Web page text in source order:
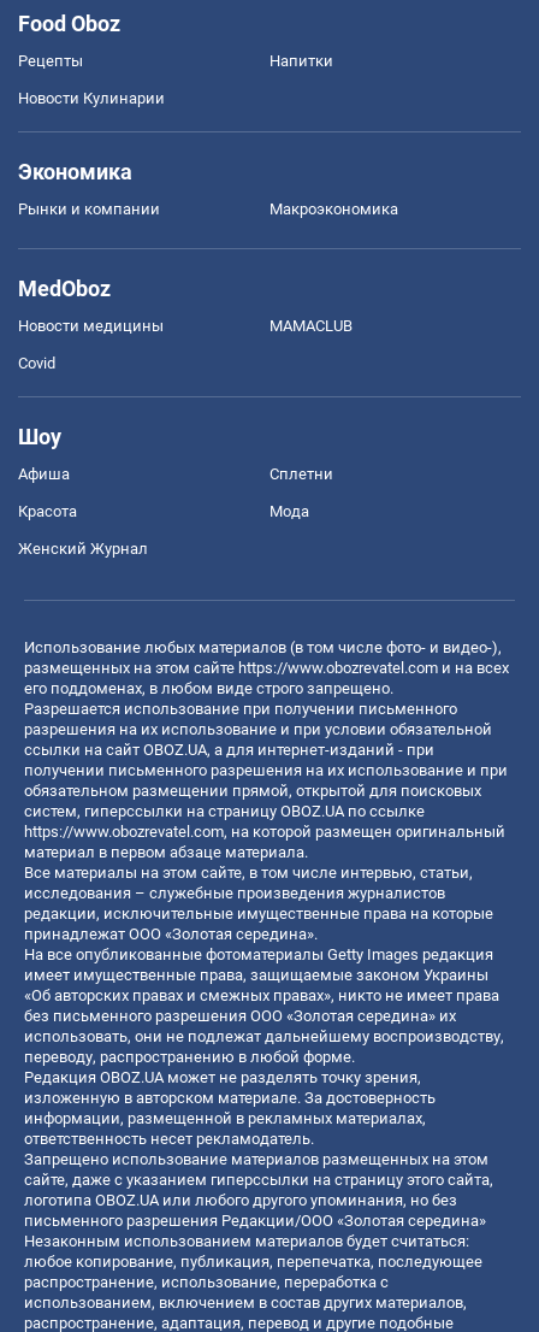
Food Oboz
Рецепты Напитки
Новости Кулинарии
Экономика
Рынки и компании Mакроэкономика
MedOboz
Новости медицины MAMACLUB
Covid
Шоу
Афиша Сплетни
Красота Мода
Женский Журнал
Использование любых материалов (в том числе фото- и видео-),
размещенных на этом сайте https://www.obozrevatel.com и на всех
его поддоменах, в любом виде строго запрещено.
Разрешается использование при получении письменного
разрешения на их использование и при условии обязательной
ссылки на сайт OBOZ.UA, а для интернет-изданий - при
получении письменного разрешения на их использование и при
обязательном размещении прямой, открытой для поисковых
систем, гиперссылки на страницу OBOZ.UA по ссылке
https://www.obozrevatel.com, на которой размещен оригинальный
материал в первом абзаце материала.
Все материалы на этом сайте, в том числе интервью, статьи,
исследования – служебные произведения журналистов
редакции, исключительные имущественные права на которые
принадлежат ООО «Золотая середина».
На все опубликованные фотоматериалы Getty Images редакция
имеет имущественные права, защищаемые законом Украины
«Об авторских правах и смежных правах», никто не имеет права
без письменного разрешения ООО «Золотая середина» их
использовать, они не подлежат дальнейшему воспроизводству,
переводу, распространению в любой форме.
Редакция OBOZ.UA может не разделять точку зрения,
изложенную в авторском материале. За достоверность
информации, размещенной в рекламных материалах,
ответственность несет рекламодатель.
Запрещено использование материалов размещенных на этом
сайте, даже с указанием гиперссылки на страницу этого сайта,
логотипа OBOZ.UA или любого другого упоминания, но без
письменного разрешения Редакции/ООО «Золотая середина»
Незаконным использованием материалов будет считаться:
любое копирование, публикация, перепечатка, последующее
распространение, использование, переработка с
использованием, включением в состав других материалов,
распространение, адаптация, перевод и другие подобные